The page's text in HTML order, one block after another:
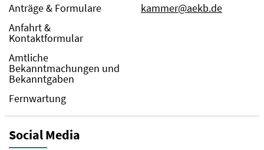
Anträge & Formulare
Anfahrt &
Kontaktformular
Amtliche
Bekanntmachungen und
Bekanntgaben
Fernwartung
kammer@aekb.de
Social Media